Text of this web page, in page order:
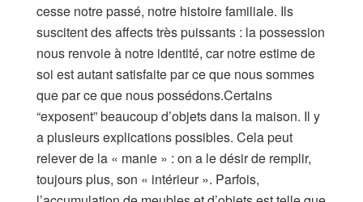
cesse notre passé, notre histoire familiale. Ils
suscitent des affects très puissants : la possession
nous renvoie à notre identité, car notre estime de
soi est autant satisfaite par ce que nous sommes
que par ce que nous possédons.Certains
“exposent” beaucoup d’objets dans la maison. Il y
a plusieurs explications possibles. Cela peut
relever de la « manie » : on a le désir de remplir,
toujours plus, son « intérieur ». Parfois,